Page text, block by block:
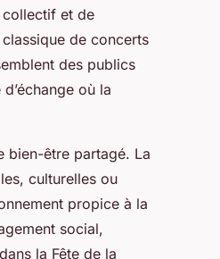
collectif et de
de concerts
des publics
où la
bien-être partagé. La
culturelles ou
propice à la
social,
la Fête de la